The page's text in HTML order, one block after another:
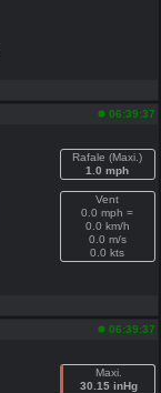
06:39:37
Rafale (Maxi.)
1.0 mph
Vent
0.0 mph =
0.0 km/h
0.0 m/s
0.0 kts
06:39:37
Maxi.
30.15 inHg